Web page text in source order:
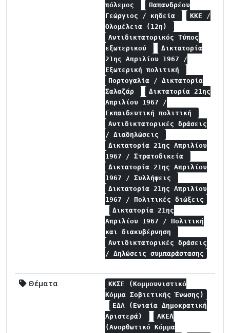
πόλεμος
Παπανδρέου
Γεώργιος / κηδεία
ΚΚΕ /
Ολομέλεια (12η)
Αντιδικτατορικός Τύπος
εξωτερικού
Δικτατορία
21ης Απριλίου 1967 /
Εξωτερική πολιτική
Πορτογαλία / Δικτατορία
Σαλαζάρ
Δικτατορία 21ης
Απριλίου 1967 /
Εκπαιδευτική πολιτική
Αντιδικτατορικές δράσεις
/ Διαδηλώσεις
Δικτατορία 21ης Απριλίου
1967 / Στρατοδικεία
Δικτατορία 21ης Απριλίου
1967 / Συλλήψεις
Δικτατορία 21ης Απριλίου
1967 / Πολιτικές διώξεις
Δικτατορία 21ης
Απριλίου 1967 / Πολιτική
και διακυβέρνηση
Αντιδικτατορικές δράσεις
/ Δηλώσεις συμπαράστασης
Θέματα
ΚΚΣΕ (Κομμουνιστικό
Κόμμα Σοβιετικής Ένωσης)
ΕΔΑ (Ενιαία Δημοκρατική
Αριστερά)
ΑΚΕΛ
(Ανορθωτικό Κόμμα